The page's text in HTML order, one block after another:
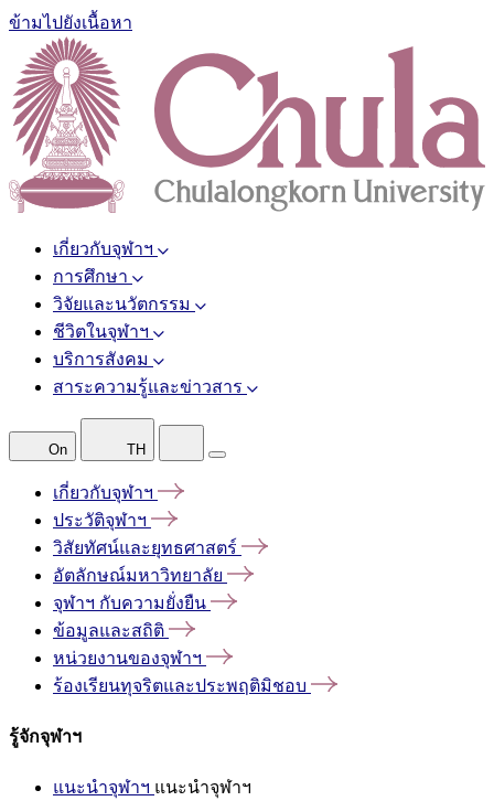
ข้ามไปยังเนื้อหา
เกี่ยวกับจุฬาฯ
การศึกษา
วิจัยและนวัตกรรม
ชีวิตในจุฬาฯ
บริการสังคม
สาระความรู้และข่าวสาร
On TH
เกี่ยวกับจุฬาฯ
ประวัติจุฬาฯ
วิสัยทัศน์และยุทธศาสตร์
อัตลักษณ์มหาวิทยาลัย
จุฬาฯ กับความยั่งยืน
ข้อมูลและสถิติ
หน่วยงานของจุฬาฯ
ร้องเรียนทุจริตและประพฤติมิชอบ
รู้จักจุฬาฯ
แนะนำจุฬาฯ แนะนำจุฬาฯ